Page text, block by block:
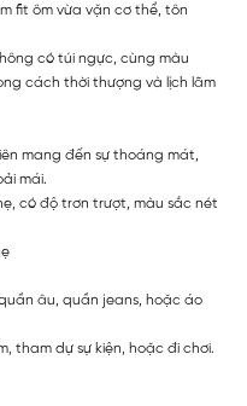
fit ôm vừa vặn cơ thể, tôn
có túi ngực, cùng màu
cách thời thượng và lịch lãm
mang đến sự thoáng mát,
mái.
có độ trơn trượt, màu sắc nét
âu, quần jeans, hoặc áo
tham dự sự kiện, hoặc đi chơi.